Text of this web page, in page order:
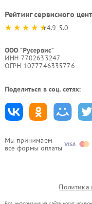
Мы принимаем
все формы оплаты
Рейтинг сервисного
4.9-5.0
ООО "Русервис"
ИНН 7702633247
ОГРН 1077746335776
Поделиться в соц. сетях:
Политика